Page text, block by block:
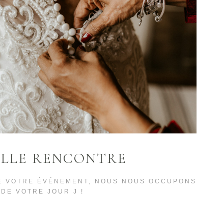
RENCONTRE
VOTRE ÉVÉNEMENT, NOUS NOUS OCCUPONS
DE VOTRE JOUR J !